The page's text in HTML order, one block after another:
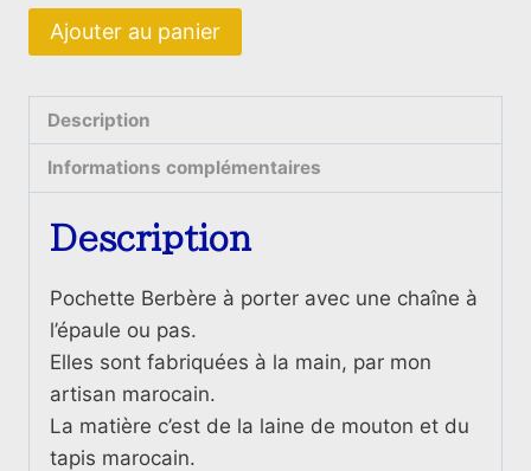
quantité
de
berbère
Écrue
Fluo
ovale
Verte
Ajouter au panier
Description
Informations complémentaires
Description
Pochette Berbère à porter avec une chaîne à
l’épaule ou pas.
Elles sont fabriquées à la main, par mon
artisan marocain.
La matière c’est de la laine de mouton et du
tapis marocain.